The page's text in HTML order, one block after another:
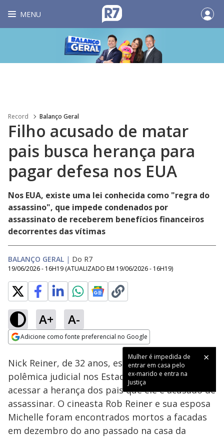
MENU
Record Balanço Geral
Filho acusado de matar
pais busca herança para
pagar defesa nos EUA
Nos EUA, existe uma lei conhecida como "regra do
assassino", que impede condenados por
assassinato de receberem benefícios financeiros
decorrentes das vítimas
BALANÇO GERAL | Do R7
19/06/2026 - 16H19 (ATUALIZADO EM 19/06/2026 - 16H19)
A+ A-
Adicione como fonte preferencial no Google
Mulher é impedida de
entrar em casa pelo
ex-marido e entra na
Justiça
Ativar
Loaded
27.12%
Nick Reiner, de 32 anos, está no centro de uma
polêmica judicial nos Estados Unidos ao tentar
acessar a herança dos pais que ele é acusado de
assassinar. O cineasta Rob Reiner e sua esposa
Michelle foram encontrados mortos a facadas
em dezembro do ano passado na casa da